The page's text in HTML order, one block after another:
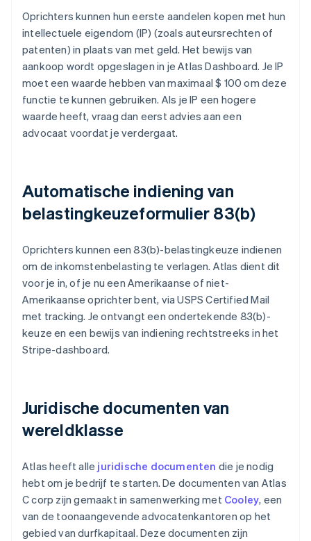
Oprichters kunnen hun eerste aandelen kopen met hun
intellectuele eigendom (IP) (zoals auteursrechten of
patenten) in plaats van met geld. Het bewijs van
aankoop wordt opgeslagen in je Atlas Dashboard. Je IP
moet een waarde hebben van maximaal $ 100 om deze
functie te kunnen gebruiken. Als je IP een hogere
waarde heeft, vraag dan eerst advies aan een
advocaat voordat je verdergaat.
Automatische indiening van
belastingkeuzeformulier 83(b)
Oprichters kunnen een 83(b)-belastingkeuze indienen
om de inkomstenbelasting te verlagen. Atlas dient dit
voor je in, of je nu een Amerikaanse of niet-
Amerikaanse oprichter bent, via USPS Certified Mail
met tracking. Je ontvangt een ondertekende 83(b)-
keuze en een bewijs van indiening rechtstreeks in het
Stripe-dashboard.
Juridische documenten van
wereldklasse
Atlas heeft alle juridische documenten die je nodig
hebt om je bedrijf te starten. De documenten van Atlas
C corp zijn gemaakt in samenwerking met Cooley, een
van de toonaangevende advocatenkantoren op het
gebied van durfkapitaal. Deze documenten zijn